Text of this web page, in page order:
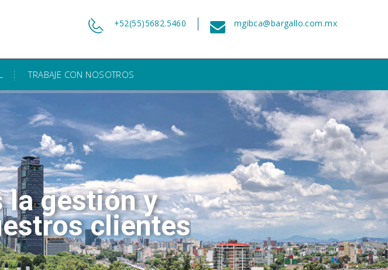
mgibca@bargallo.com.mx
+52(55)5682.5460
TRABAJE CON NOSOTROS
la gestión y
clientes